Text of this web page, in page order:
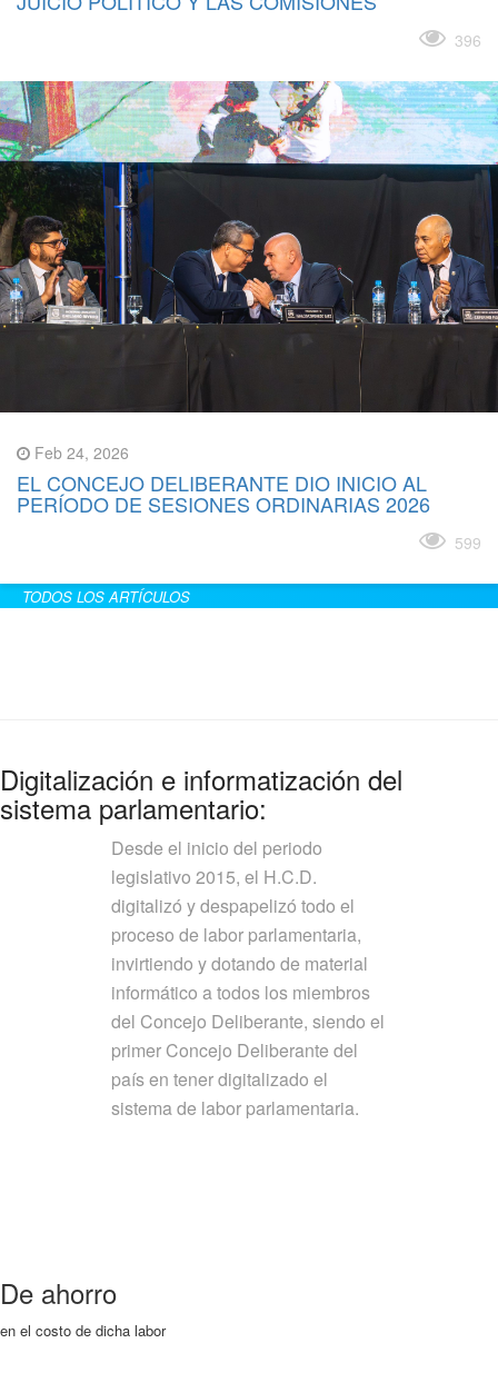
396
Feb 24, 2026
EL CONCEJO DELIBERANTE DIO INICIO AL
PERÍODO DE SESIONES ORDINARIAS 2026
599
TODOS LOS ARTÍCULOS
Digitalización e informatización del
sistema parlamentario:
Desde el inicio del periodo
legislativo 2015, el H.C.D.
digitalizó y despapelizó todo el
proceso de labor parlamentaria,
invirtiendo y dotando de material
informático a todos los miembros
del Concejo Deliberante, siendo el
primer Concejo Deliberante del
país en tener digitalizado el
sistema de labor parlamentaria.
De ahorro
en el costo de dicha labor